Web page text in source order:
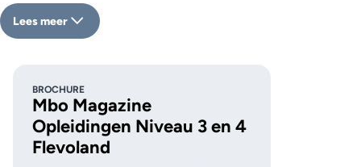
Lees meer
BROCHURE
Mbo Magazine
Opleidingen Niveau 3 en 4
Flevoland